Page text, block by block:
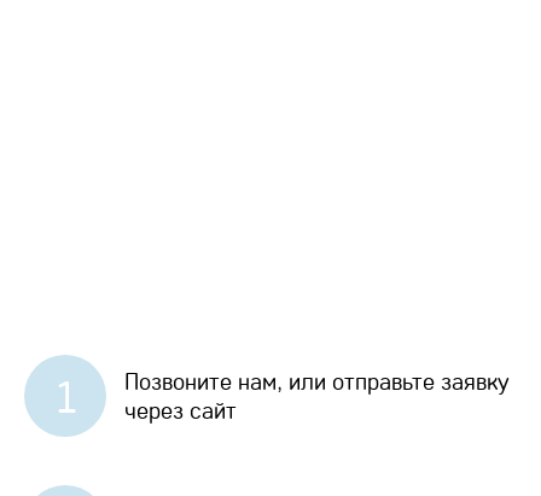
1
Позвоните нам, или отправьте заявку
через сайт